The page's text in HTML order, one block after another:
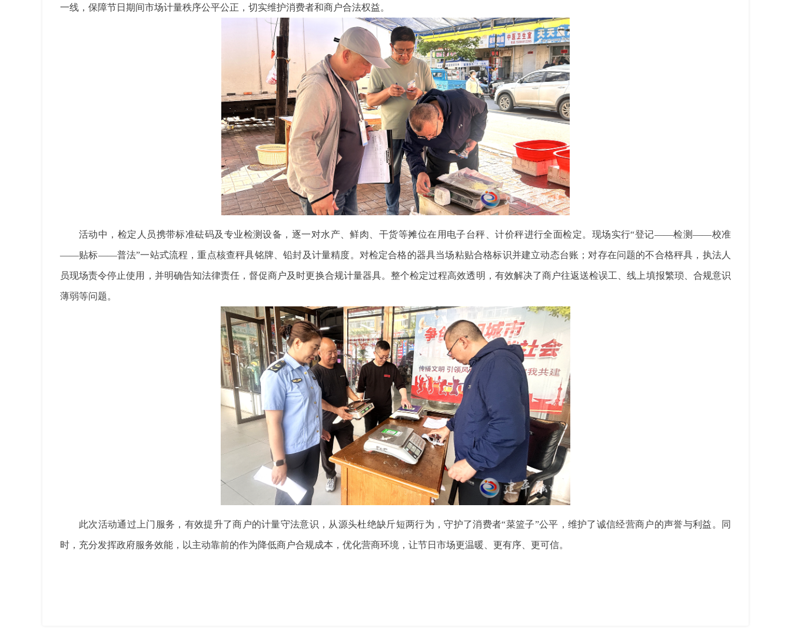
一线，保障节日期间市场计量秩序公平公正，切实维护消费者和商户合法权益。
活动中，检定人员携带标准砝码及专业检测设备，逐一对水产、鲜肉、干货等摊位在用电子台秤、计价秤进行全面检定。现场实行“登记——检测——校准
——贴标——普法”一站式流程，重点核查秤具铭牌、铅封及计量精度。对检定合格的器具当场粘贴合格标识并建立动态台账；对存在问题的不合格秤具，执法人
员现场责令停止使用，并明确告知法律责任，督促商户及时更换合规计量器具。整个检定过程高效透明，有效解决了商户往返送检误工、线上填报繁琐、合规意识
薄弱等问题。
此次活动通过上门服务，有效提升了商户的计量守法意识，从源头杜绝缺斤短两行为，守护了消费者“菜篮子”公平，维护了诚信经营商户的声誉与利益。同
时，充分发挥政府服务效能，以主动靠前的作为降低商户合规成本，优化营商环境，让节日市场更温暖、更有序、更可信。